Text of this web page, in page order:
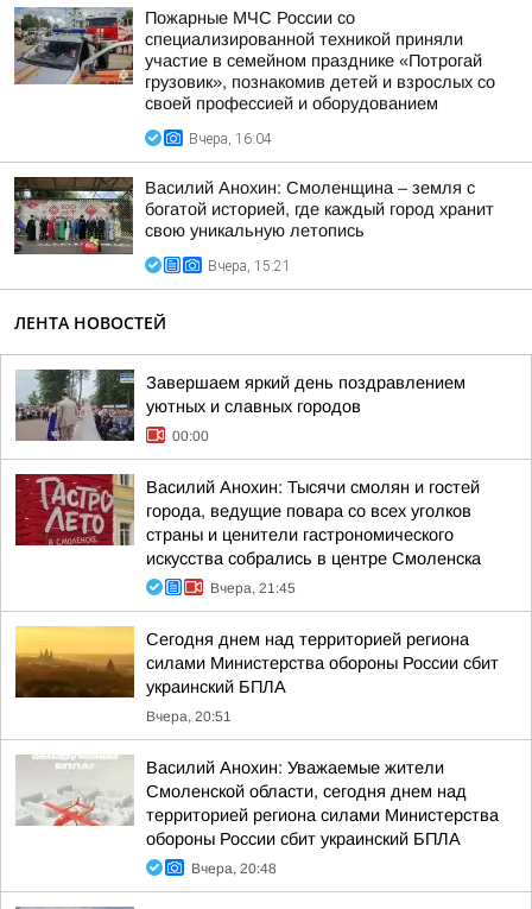
Пожарные МЧС России со
специализированной техникой приняли
участие в семейном празднике «Потрогай
грузовик», познакомив детей и взрослых со
своей профессией и оборудованием
Вчера, 16:04
Василий Анохин: Смоленщина – земля с
богатой историей, где каждый город хранит
свою уникальную летопись
Вчера, 15:21
ЛЕНТА НОВОСТЕЙ
Завершаем яркий день поздравлением
уютных и славных городов
00:00
Василий Анохин: Тысячи смолян и гостей
города, ведущие повара со всех уголков
страны и ценители гастрономического
искусства собрались в центре Смоленска
Вчера, 21:45
Сегодня днем над территорией региона
силами Министерства обороны России сбит
украинский БПЛА
Вчера, 20:51
Василий Анохин: Уважаемые жители
Смоленской области, сегодня днем над
территорией региона силами Министерства
обороны России сбит украинский БПЛА
Вчера, 20:48